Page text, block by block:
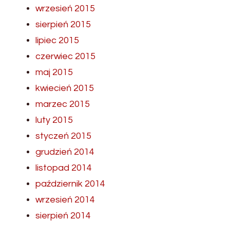
wrzesień 2015
sierpień 2015
lipiec 2015
czerwiec 2015
maj 2015
kwiecień 2015
marzec 2015
luty 2015
styczeń 2015
grudzień 2014
listopad 2014
październik 2014
wrzesień 2014
sierpień 2014